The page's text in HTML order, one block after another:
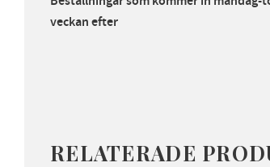
veckan efter
RELATERADE